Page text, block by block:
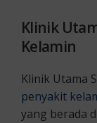
Klinik
Kelamin
Klinik Utama
penyakit
yang berada